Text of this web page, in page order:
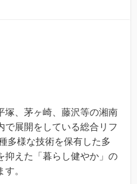
塚、茅ヶ崎、藤沢等の湘南
で展開をしている総合リフ
多様な技術を保有した多
抑えた「暮らし健やか」の
。